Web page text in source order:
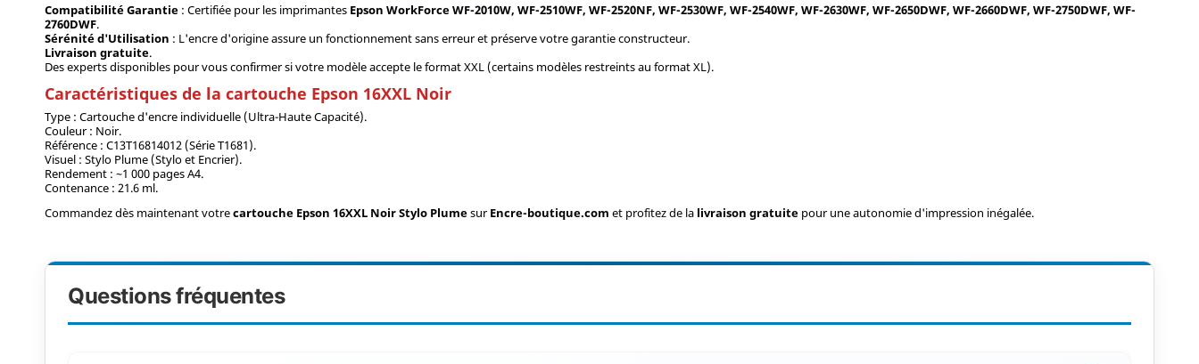
Compatibilité Garantie : Certifiée pour les imprimantes Epson WorkForce WF-2010W, WF-2510WF, WF-2520NF, WF-2530WF, WF-2540WF, WF-2630WF, WF-2650DWF, WF-2660DWF, WF-2750DWF, WF-
2760DWF.
Sérénité d'Utilisation : L'encre d'origine assure un fonctionnement sans erreur et préserve votre garantie constructeur.
Livraison gratuite.
Des experts disponibles pour vous confirmer si votre modèle accepte le format XXL (certains modèles restreints au format XL).
Caractéristiques de la cartouche Epson 16XXL Noir
Type : Cartouche d'encre individuelle (Ultra-Haute Capacité).
Couleur : Noir.
Référence : C13T16814012 (Série T1681).
Visuel : Stylo Plume (Stylo et Encrier).
Rendement : ~1 000 pages A4.
Contenance : 21.6 ml.
Commandez dès maintenant votrecartouche Epson 16XXL Noir Stylo PlumesurEncre-boutique.com et profitez de la livraison gratuite pour une autonomie d'impression inégalée.
Questions fréquentes